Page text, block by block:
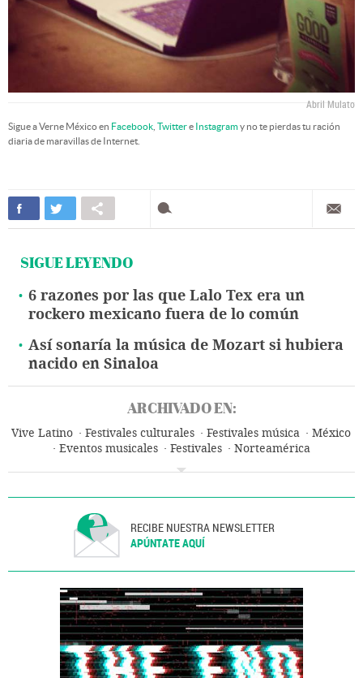
Abril Mulato
Sigue a Verne México en Facebook Twittere Instagramy no te pierdas tu ración
diaria de maravillas de Internet.
SIGUE LEYENDO
6 razones por las que Lalo Tex era un
rockero mexicano fuera de lo común
Así sonaría la música de Mozart si hubiera
nacido en Sinaloa
ARCHIVADO EN:
Vive Latino Festivales culturales Festivales música
México
Eventos musicales
Festivales
Norteamérica
RECIBE NUESTRA NEWSLETTER
APÚNTATE AQUÍ